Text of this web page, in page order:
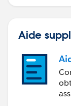
Aide